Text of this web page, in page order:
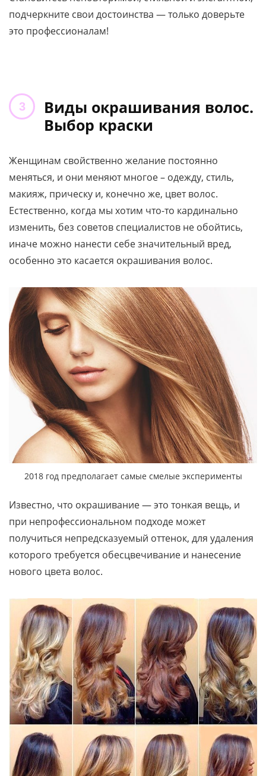
подчеркните свои достоинства — только доверьте
это профессионалам!
Виды окрашивания волос.
Выбор краски
Женщинам свойственно желание постоянно
меняться, и они меняют многое – одежду, стиль,
макияж, прическу и, конечно же, цвет волос.
Естественно, когда мы хотим что-то кардинально
изменить, без советов специалистов не обойтись,
иначе можно нанести себе значительный вред,
особенно это касается окрашивания волос.
2018 год предполагает самые смелые эксперименты
Известно, что окрашивание — это тонкая вещь, и
при непрофессиональном подходе может
получиться непредсказуемый оттенок, для удаления
которого требуется обесцвечивание и нанесение
нового цвета волос.